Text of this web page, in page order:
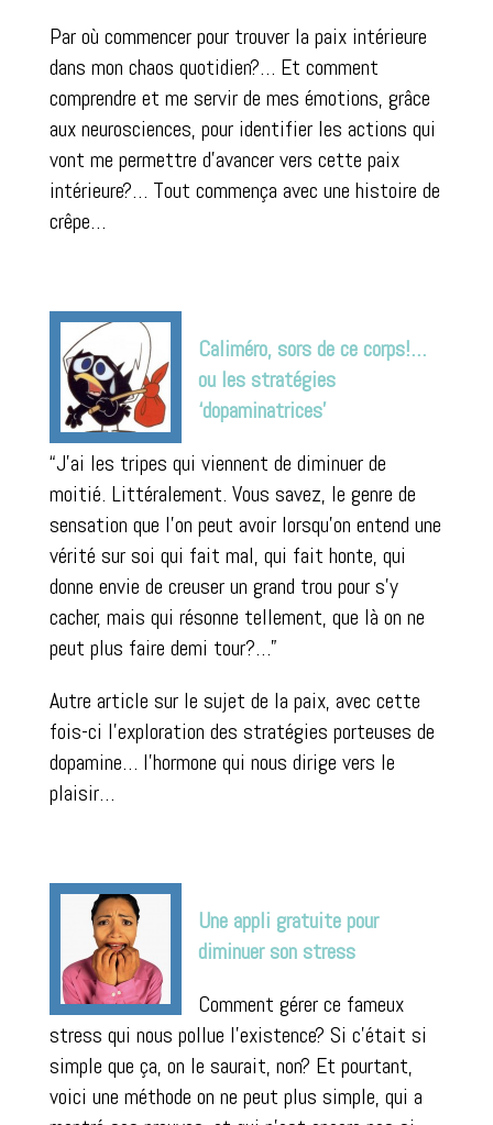
Par où commencer pour trouver la paix intérieure
dans mon chaos quotidien?… Et comment
comprendre et me servir de mes émotions, grâce
aux neurosciences, pour identifier les actions qui
vont me permettre d’avancer vers cette paix
intérieure?… Tout commença avec une histoire de
crêpe…
Caliméro, sors de ce corps!…
ou les stratégies
‘dopaminatrices’
“J’ai les tripes qui viennent de diminuer de
moitié. Littéralement. Vous savez, le genre de
sensation que l’on peut avoir lorsqu’on entend une
vérité sur soi qui fait mal, qui fait honte, qui
donne envie de creuser un grand trou pour s’y
cacher, mais qui résonne tellement, que là on ne
peut plus faire demi tour?…”
Autre article sur le sujet de la paix, avec cette
fois-ci l’exploration des stratégies porteuses de
dopamine… l’hormone qui nous dirige vers le
plaisir…
Une appli gratuite pour
diminuer son stress
Comment gérer ce fameux
stress qui nous pollue l’existence? Si c’était si
simple que ça, on le saurait, non? Et pourtant,
voici une méthode on ne peut plus simple, qui a